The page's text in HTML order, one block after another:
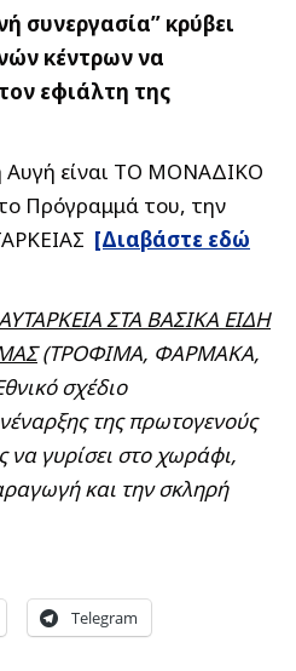
συνεργασία” κρύβει
κέντρων να
εφιάλτη της
Αυγή είναι ΤΟ ΜΟΝΑΔΙΚΟ
Πρόγραμμά του, την
[Διαβάστε εδώ
ΣΤΑ ΒΑΣΙΚΑ ΕΙΔΗ
(ΤΡOΦΙΜΑ, ΦΑΡΜΑΚΑ,
σχέδιο
της πρωτογενούς
γυρίσει στο χωράφι,
και την σκληρή
Telegram